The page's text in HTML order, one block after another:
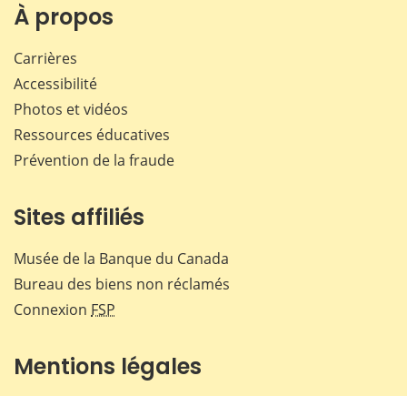
À propos
Carrières
Accessibilité
Photos et vidéos
Ressources éducatives
Prévention de la fraude
Sites affiliés
Musée de la Banque du Canada
Bureau des biens non réclamés
Connexion FSP
Mentions légales